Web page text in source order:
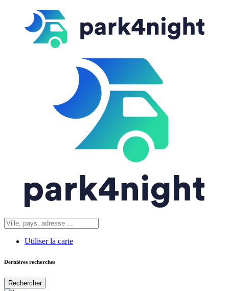
Utiliser la carte
Dernières recherches
Rechercher